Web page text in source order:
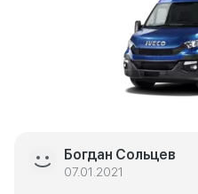
Богдан Сольцев
07.01.2021